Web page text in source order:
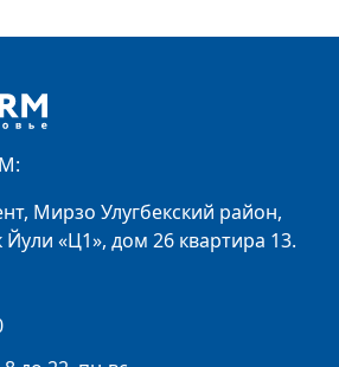
Мирзо Улугбекский район,
«Ц1», дом 26 квартира 13.